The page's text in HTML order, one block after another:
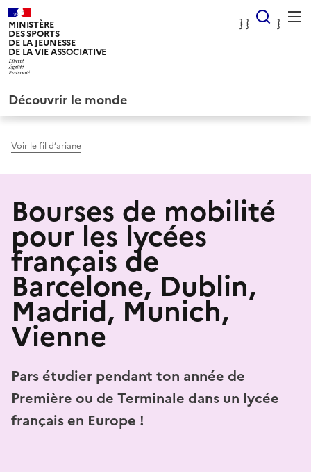
MINISTÈRE
DES SPORTS
DE LA JEUNESSE
DE LA VIE ASSOCIATIVE
} } }
}
Découvrir le monde
Voir le fil d’ariane
Bourses de mobilité
pour les lycées
français de
Barcelone, Dublin,
Madrid, Munich,
Vienne
Pars étudier pendant ton année de
Première ou de Terminale dans un lycée
français en Europe !
Panneau de gestion des cookies